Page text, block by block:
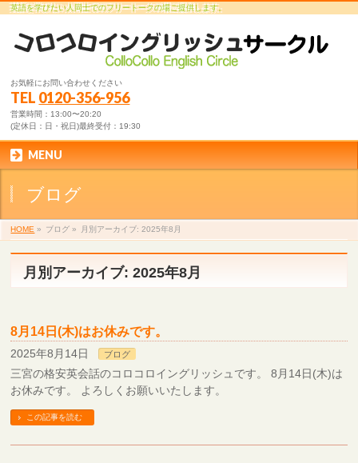
英語を学びたい人同士でのフリートークの場ご提供します。
お気軽にお問い合わせください
TEL 0120-356-956
営業時間：13:00〜20:20
(定休日：日・祝日)最終受付：19:30
MENU
ブログ
HOME » ブログ » 月別アーカイブ: 2025年8月
月別アーカイブ: 2025年8月
8月14日(木)はお休みです。
2025年8月14日 ブログ
三宮の格安英会話のコロコロイングリッシュです。 8月14日(木)は
お休みです。 よろしくお願いいたします。
この記事を読む